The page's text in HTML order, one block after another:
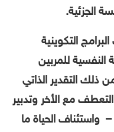
الجزئية.
التكوينية
النفسية للمربين
ذلك التقدير الذاتي
مع الأخر وتدبير
مع بعد الصدمات la- résilience – واستئناف الحياة ما